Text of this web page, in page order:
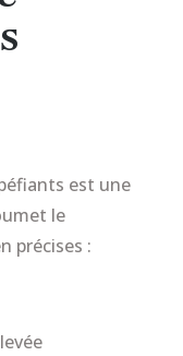
est une
le
précises :